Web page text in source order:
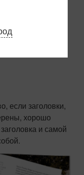
значительно
технологию.
ряд
если заголовки,
хорошо
и самой